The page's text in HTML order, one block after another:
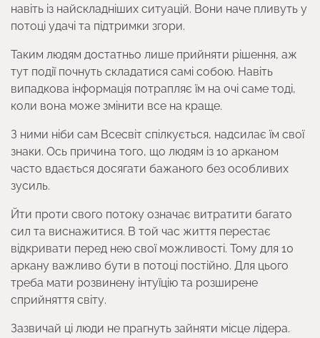
навіть із найскладніших ситуацій. Вони наче пливуть у
потоці удачі та підтримки згори.
Таким людям достатньо лише прийняти рішення, аж
тут події почнуть складатися самі собою. Навіть
випадкова інформація потрапляє їм на очі саме тоді,
коли вона може змінити все на краще.
З ними ніби сам Всесвіт спілкується, надсилає їм свої
знаки. Ось причина того, що людям із 10 арканом
часто вдається досягати бажаного без особливих
зусиль.
Йти проти свого потоку означає витратити багато
сил та виснажитися. В той час життя перестає
відкривати перед нею свої можливості. Тому для 10
аркану важливо бути в потоці постійно. Для цього
треба мати розвинену інтуїцію та розширене
сприйняття світу.
Зазвичай ці люди не прагнуть зайняти місце лідера.